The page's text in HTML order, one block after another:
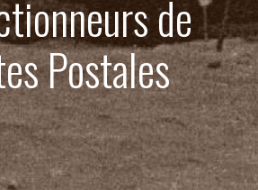
de
Postales